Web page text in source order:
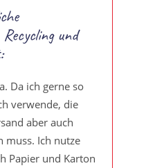
und
Da ich gerne so
verwende, die
aber auch
muss. Ich nutze
Papier und Karton